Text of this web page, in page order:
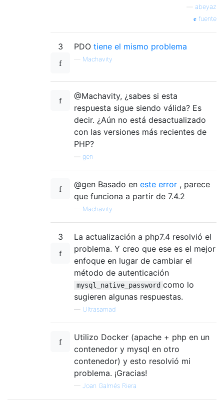
abeyaz
fuente
3 PDO tiene el mismo problema
— Machavity
@Machavity, ¿sabes si esta
respuesta sigue siendo válida? Es
decir. ¿Aún no está desactualizado
con las versiones más recientes de
PHP?
gen
@gen Basado en este error , parece
que funciona a partir de 7.4.2
— Machavity
3
La actualización a php7.4 resolvió el
problema. Y creo que ese es el mejor
enfoque en lugar de cambiar el
método de autenticación
mysql_native_password como lo
sugieren algunas respuestas.
— Ultrasamad
Utilizo Docker (apache + php en un
contenedor y mysql en otro
contenedor) y esto resolvió mi
problema. ¡Gracias!
— Joan Galmés Riera